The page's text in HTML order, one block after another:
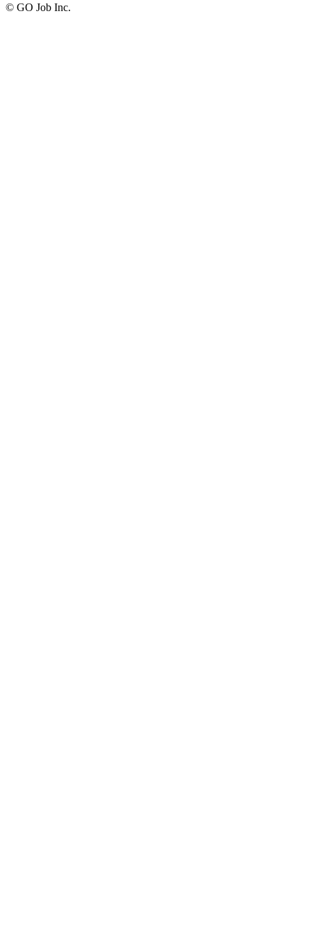
© GO Job Inc.